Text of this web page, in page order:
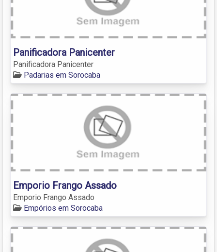
Panificadora Panicenter
Panificadora Panicenter
Padarias em Sorocaba
Emporio Frango Assado
Emporio Frango Assado
Empórios em Sorocaba